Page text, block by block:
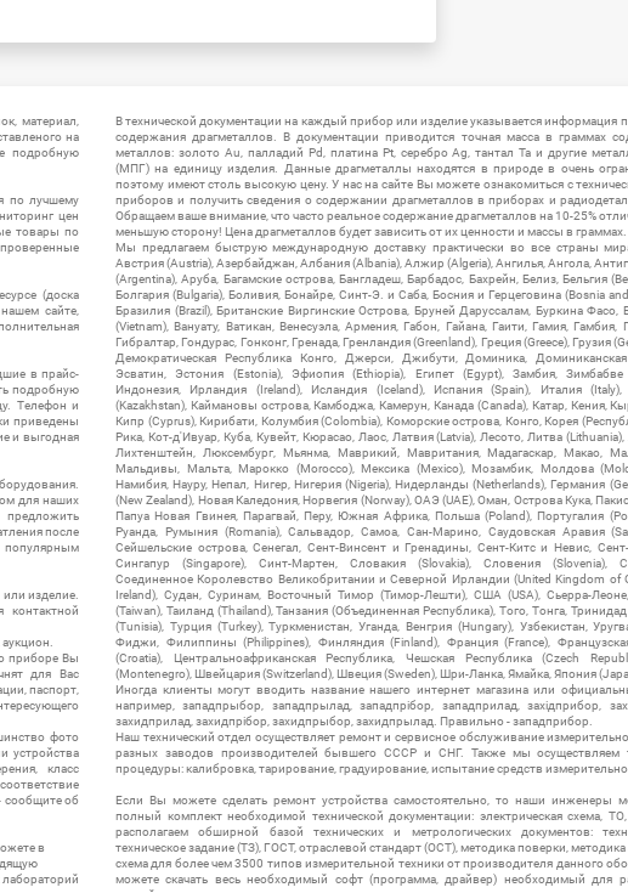
материал,
на
подробную
по лучшему
цен
товары по
(доска
сайте,
в прайс-
подробную
Телефон и
приведены
и выгодная
для наших
предложить
после
популярным
изделие.
приборе Вы
для Вас
паспорт,
фото
устройства
класс
сообщите об
в
лабораторий
В технической документации на каждый прибор или изделие указывается информация
содержания драгметаллов. В документации приводится точная масса в граммах
металлов: золото Au, палладий Pd, платина Pt, серебро Ag, тантал Ta и другие
(МПГ) на единицу изделия. Данные драгметаллы находятся в природе в очень
поэтому имеют столь высокую цену. У нас на сайте Вы можете ознакомиться с
приборов и получить сведения о содержании драгметаллов в приборах и
Обращаем ваше внимание, что часто реальное содержание драгметаллов на 10-25%
меньшую сторону! Цена драгметаллов будет зависить от их ценности и массы в граммах.
Мы предлагаем быструю международную доставку практически во все страны
Австрия (Austria), Азербайджан, Албания (Albania), Алжир (Algeria), Ангилья, Ангола,
(Argentina), Аруба, Багамские острова, Бангладеш, Барбадос, Бахрейн, Белиз, Бельгия
Болгария (Bulgaria), Боливия, Бонайре, Синт-Э. и Саба, Босния и Герцеговина (Bosnia
Бразилия (Brazil), Британские Виргинские Острова, Бруней Даруссалам, Буркина Фасо,
(Vietnam), Вануату, Ватикан, Венесуэла, Армения, Габон, Гайана, Гаити, Гамия, Гамбия,
Гибралтар, Гондурас, Гонконг, Гренада, Гренландия (Greenland), Греция (Greece), Грузия
Демократическая Республика Конго, Джерси, Джибути, Доминика, Доминиканская
Эсватин, Эстония (Estonia), Эфиопия (Ethiopia), Египет (Egypt), Замбия,
Индонезия, Ирландия (Ireland), Исландия (Iceland), Испания (Spain), Италия (Italy),
(Kazakhstan), Каймановы острова, Камбоджа, Камерун, Канада (Canada), Катар, Кения,
Кипр (Cyprus), Кирибати, Колумбия (Colombia), Коморские острова, Конго, Корея
Рика, Кот-д'Ивуар, Куба, Кувейт, Кюрасао, Лаос, Латвия (Latvia), Лесото, Литва
Лихтенштейн, Люксембург, Мьянма, Маврикий, Мавритания, Мадагаскар, Макао,
Мальдивы, Мальта, Марокко (Morocco), Мексика (Mexico), Мозамбик, Молдова
Намибия, Науру, Непал, Нигер, Нигерия (Nigeria), Нидерланды (Netherlands), Германия
(New Zealand), Новая Каледония, Норвегия (Norway), ОАЭ (UAE), Оман, Острова Кука,
Папуа Новая Гвинея, Парагвай, Перу, Южная Африка, Польша (Poland), Португалия
Руанда, Румыния (Romania), Сальвадор, Самоа, Сан-Марино, Саудовская Аравия
Сейшельские острова, Сенегал, Сент-Винсент и Гренадины, Сент-Китс и Невис,
Сингапур (Singapore), Синт-Мартен, Словакия (Slovakia), Словения (Slovenia),
Соединенное Королевство Великобритании и Северной Ирландии (United Kingdom of
Ireland), Судан, Суринам, Восточный Тимор (Тимор-Лешти), США (USA), Сьерра-
(Taiwan), Таиланд (Thailand), Танзания (Объединенная Республика), Того, Тонга,
(Tunisia), Турция (Turkey), Туркменистан, Уганда, Венгрия (Hungary), Узбекистан,
Фиджи, Филиппины (Philippines), Финляндия (Finland), Франция (France),
(Croatia), Центральноафриканская Республика, Чешская Республика (Czech
(Montenegro), Швейцария (Switzerland), Швеция (Sweden), Шри-Ланка, Ямайка, Япония
Иногда клиенты могут вводить название нашего интернет магазина или
например, западпрыбор, западпрылад, западпрібор, западприлад, західприбор,
захидприлад, захидпрібор, захидпрыбор, захидпрылад. Правильно - западприбор.
Наш технический отдел осуществляет ремонт и сервисное обслуживание
разных заводов производителей бывшего СССР и СНГ. Также мы осуществляем
процедуры: калибровка, тарирование, градуирование, испытание средств
Если Вы можете сделать ремонт устройства самостоятельно, то наши инженеры
полный комплект необходимой технической документации: электрическая схема,
располагаем обширной базой технических и метрологических документов:
техническое задание (ТЗ), ГОСТ, отраслевой стандарт (ОСТ), методика поверки,
схема для более чем 3500 типов измерительной техники от производителя данного
можете скачать весь необходимый софт (программа, драйвер) необходимый для